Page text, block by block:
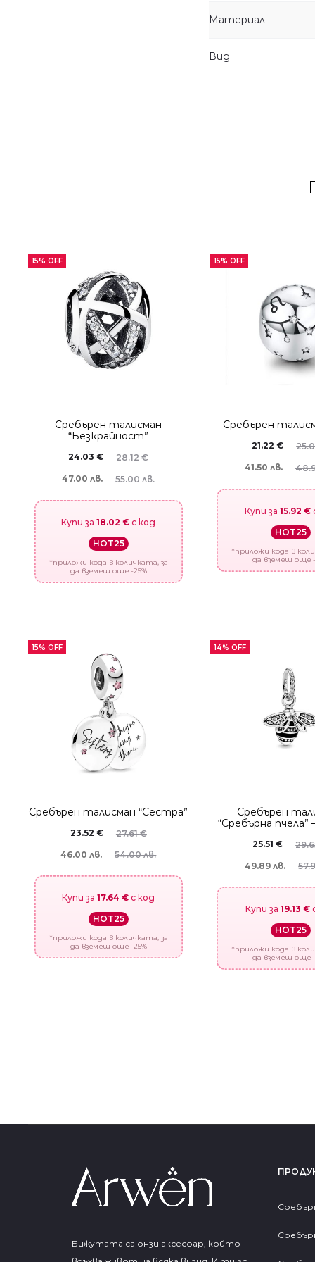
Материал
Вид
15% OFF
Сребърен талисман
“Безкрайност”
28.12€
24.03€
55.00 лв.
47.00 лв.
Купи за18.02 € с код
HOT25
*приложи кода в количката, за
да вземеш още -25%
15% OFF
Сребърен
21.22€
41.50 лв.
Купи за 15.92 €
HOT25
*приложи кода в
да вземеш още -
15% OFF
Сребърен талисман “Сестра”
27.61€
23.52 €
54.00 лв.
46.00 лв.
Купи за17.64 € с код
HOT25
*приложи кода в количката, за
да вземеш още -25%
14% OFF
Сребърен
“Сребърна пчела”
25.51€
49.89 лв.
Купи за 19.13 €
HOT25
*приложи кода в
да вземеш още -
Бижутата са онзи аксесоар, който